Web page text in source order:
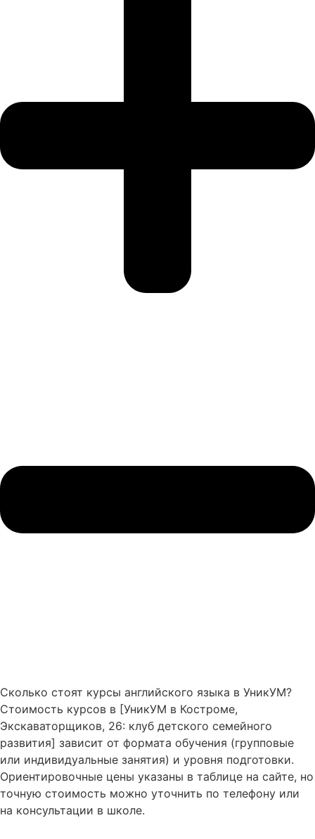
Сколько стоят курсы английского языка в УникУМ?
Стоимость курсов в [УникУМ в Костроме,
Экскаваторщиков, 26: клуб детского семейного
развития] зависит от формата обучения (групповые
или индивидуальные занятия) и уровня подготовки.
Ориентировочные цены указаны в таблице на сайте, но
точную стоимость можно уточнить по телефону или
на консультации в школе.